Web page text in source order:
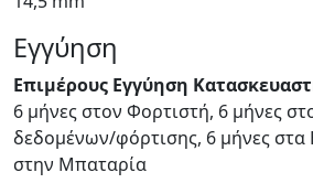
Εγγύηση
Επιμέρους Εγγύηση
6 μήνες στον Φορτιστή, 6 μήνες
δεδομένων/φόρτισης, 6 μήνες στα
στην Μπαταρία